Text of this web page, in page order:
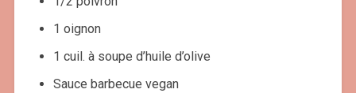
1 oignon
1 cuil. à soupe d’huile d’olive
Sauce barbecue vegan